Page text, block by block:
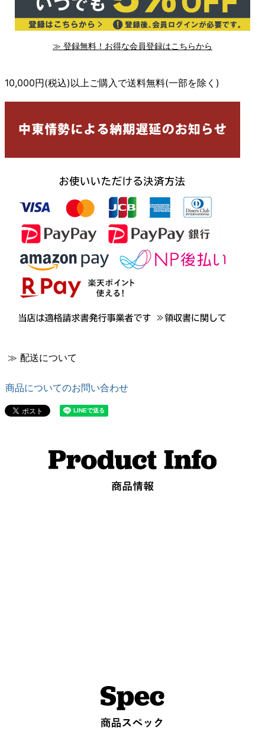
≫ 登録無料！お得な会員登録はこちらから
10,000円(税込)以上ご購入で送料無料(一部を除く)
≫ 配送について
商品についてのお問い合わせ